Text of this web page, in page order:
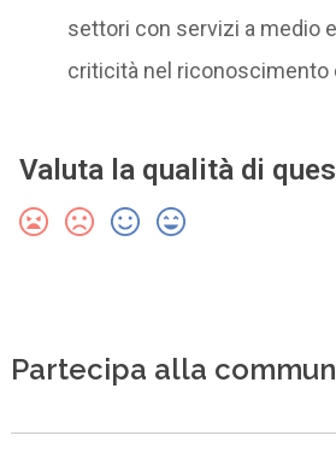
settori con servizi a medio
criticità nel riconoscimento
Valuta la qualità di
Partecipa alla